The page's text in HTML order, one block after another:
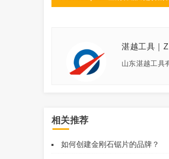
湛越工具｜
山东湛越工具
相关推荐
如何创建金刚石锯片的品牌？